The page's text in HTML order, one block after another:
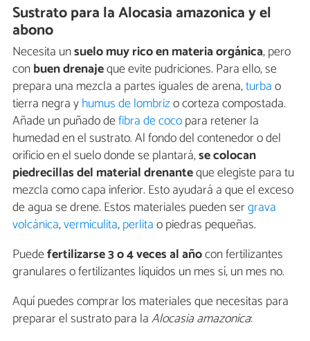
Sustrato para la Alocasia amazonica y el
abono
Necesita unsuelo muy rico en materia orgánica, pero
conbuen drenajeque evite pudriciones. Para ello, se
prepara una mezcla a partes iguales de arena,turbao
tierra negra yhumus de lombrizo corteza compostada.
Añade un puñado defibra de cocopara retener la
humedad en el sustrato. Al fondo del contenedor o del
orificio en el suelo donde se plantará,se colocan
piedrecillas del material drenanteque elegiste para tu
mezcla como capa inferior. Esto ayudará a que el exceso
de agua se drene. Estos materiales pueden sergrava
volcánica,vermiculita,perlitao piedras pequeñas.
Puedefertilizarse 3 o 4 veces al añocon fertilizantes
granulares o fertilizantes líquidos un mes sí, un mes no.
Aquí puedes comprar los materiales que necesitas para
preparar el sustrato para laAlocasia amazonica: